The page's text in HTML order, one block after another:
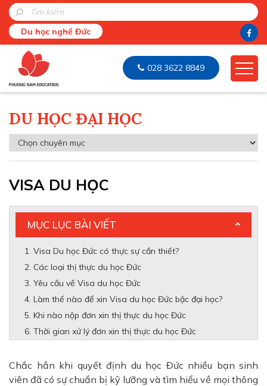
Du học nghề Đức
028 3622 8849
DU HỌC ĐẠI HỌC
VISA DU HỌC
MỤC LỤC BÀI VIẾT
Visa Du học Đức có thực sự cần thiết?
Các loại thị thực du học Đức
Yêu cầu về Visa du học Đức
Làm thế nào để xin Visa du học Đức bậc đại học?
Khi nào nộp đơn xin thị thực du học Đức
Thời gian xử lý đơn xin thị thực du học Đức
Chắc hẳn khi quyết định du học Đức nhiều bạn sinh
viên đã có sự chuẩn bị kỹ lưỡng và tìm hiểu về mọi thông